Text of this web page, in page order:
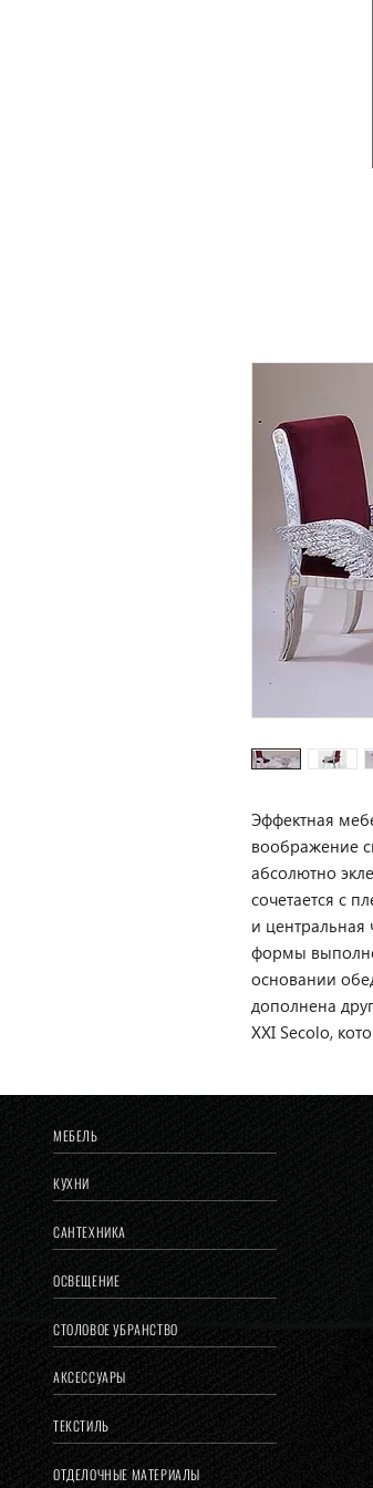
Эффектная
воображение
абсолютно
сочетается с
и центральная
формы
основании
дополнена
XXI Secolo,
МЕБЕЛЬ
КУХНИ
САНТЕХНИКА
ОСВЕЩЕНИЕ
СТОЛОВОЕ УБРАНСТВО
АКСЕССУАРЫ
ТЕКСТИЛЬ
ОТДЕЛОЧНЫЕ МАТЕРИАЛЫ